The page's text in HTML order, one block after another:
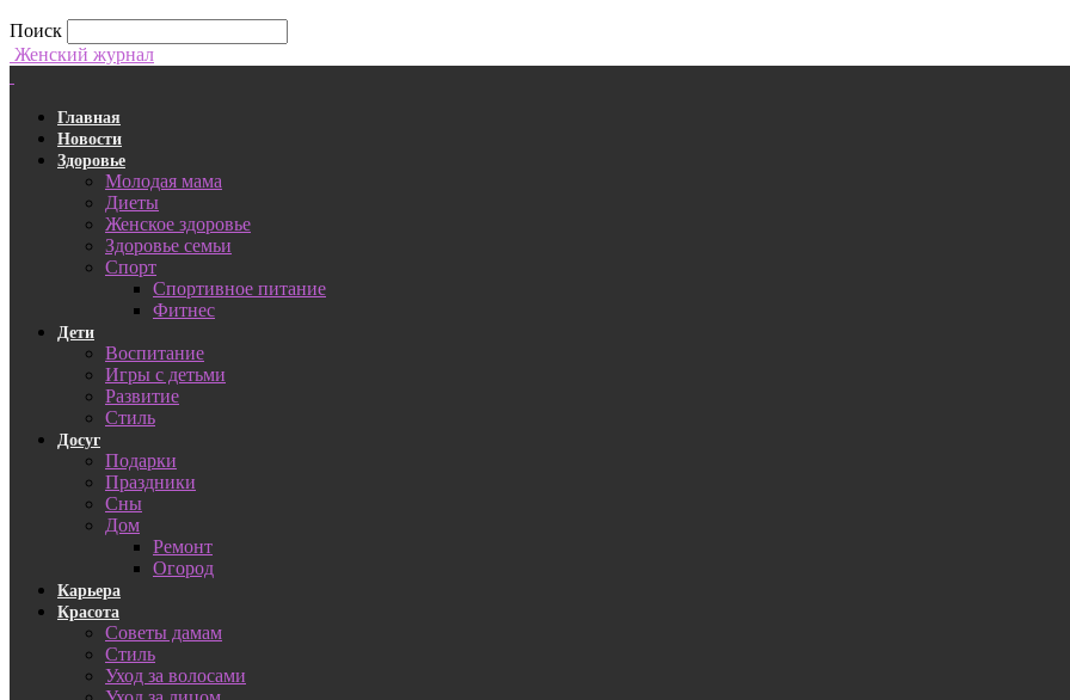
Поиск
Женский журнал
Главная
Новости
Здоровье
Молодая мама
Диеты
Женское здоровье
Здоровье семьи
Спорт
Спортивное питание
Фитнес
Дети
Воспитание
Игры с детьми
Развитие
Стиль
Досуг
Подарки
Праздники
Сны
Дом
Ремонт
Огород
Карьера
Красота
Советы дамам
Стиль
Уход за волосами